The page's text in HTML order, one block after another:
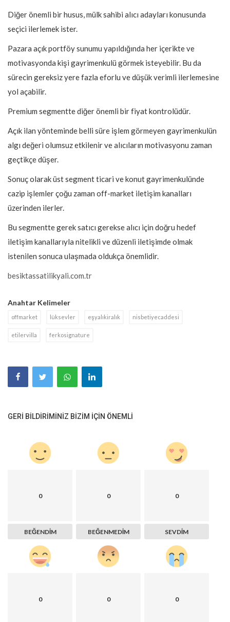
Diğer önemli bir husus, mülk sahibi alıcı adayları konusunda
seçici ilerlemek ister.
Pazara açık portföy sunumu yapıldığında her içerikte ve
motivasyonda kişi gayrimenkulü görmek isteyebilir. Bu da
sürecin gereksiz yere fazla eforlu ve düşük verimli ilerlemesine
yol açabilir.
Premium segmentte diğer önemli bir fiyat kontrolüdür.
Açık ilan yönteminde belli süre işlem görmeyen gayrimenkulün
algı değeri olumsuz etkilenir ve alıcıların motivasyonu zaman
geçtikçe düşer.
Sonuç olarak üst segment ticari ve konut gayrimenkulünde
cazip işlemler çoğu zaman off-market iletişim kanalları
üzerinden ilerler.
Bu segmentte gerek satıcı gerekse alıcı için doğru hedef
iletişim kanallarıyla nitelikli ve düzenli iletişimde olmak
istenilen sonuca ulaşmada oldukça önemlidir.
besiktassatilikyali.com.tr
Anahtar Kelimeler
offmarket lüksevler eşyalıkiralık nisbetiyecaddesi
etilervilla ferkosignature
GERI BILDIRIMINIZ BIZIM IÇIN ÖNEMLI
0
BEĞENDIM
0
BEĞENMEDIM
0
SEVDIM
0 0 0